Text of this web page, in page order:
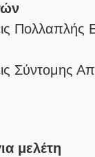
Πολλαπλής
Σύντομης
μελέτη